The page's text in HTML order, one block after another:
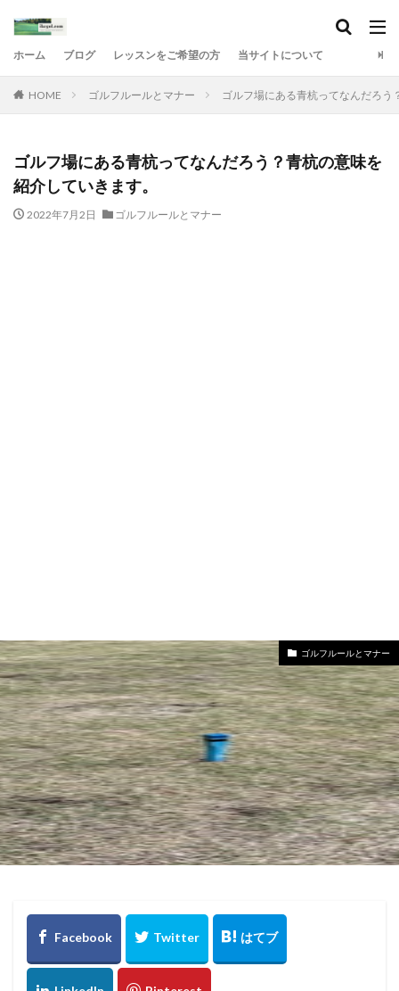
ホーム ブログ レッスンをご希望の方 当サイトについて
HOME ゴルフルールとマナー ゴルフ場にある青杭ってなんだろ
ゴルフ場にある青杭ってなんだろう？青杭の意味を
紹介していきます。
2022年7月2日 ゴルフルールとマナー
ゴルフルールとマナー